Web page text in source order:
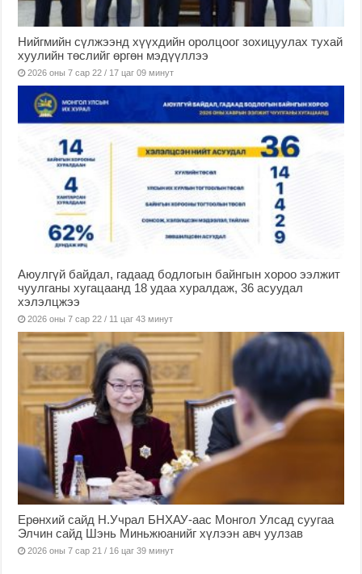
Нийгмийн сүлжээнд хүүхдийн оролцоог зохицуулах тухай
хуулийн төслийг өргөн мэдүүллээ
2026 оны 7 сар 22 / 17 цаг 09 минут
Аюулгүй байдал, гадаад бодлогын байнгын хороо ээлжит
чуулганы хугацаанд 18 удаа хуралдаж, 36 асуудал
хэлэлцжээ
2026 оны 7 сар 22 / 11 цаг 43 минут
Ерөнхий сайд Н.Учрал БНХАУ-аас Монгол Улсад суугаа
Элчин сайд Шэнь Миньжюанийг хүлээн авч уулзав
2026 оны 7 сар 21 / 16 цаг 39 минут